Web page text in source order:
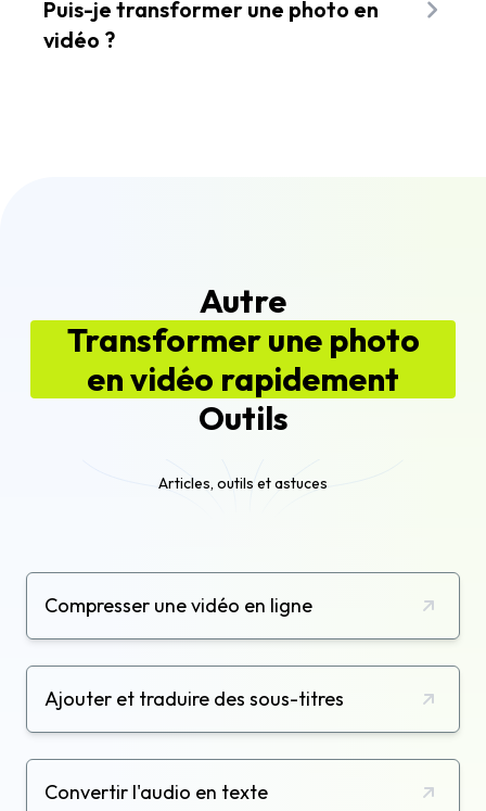
séquence d'images PNG (ainsi que d'autres
formats d'image) en une vidéo MP4.
Puis-je transformer une photo en
vidéo ?
Autre
Transformer une photo
en vidéo rapidement
Outils
Articles, outils et astuces
Compresser une vidéo en ligne
Ajouter et traduire des sous-titres
Convertir l'audio en texte